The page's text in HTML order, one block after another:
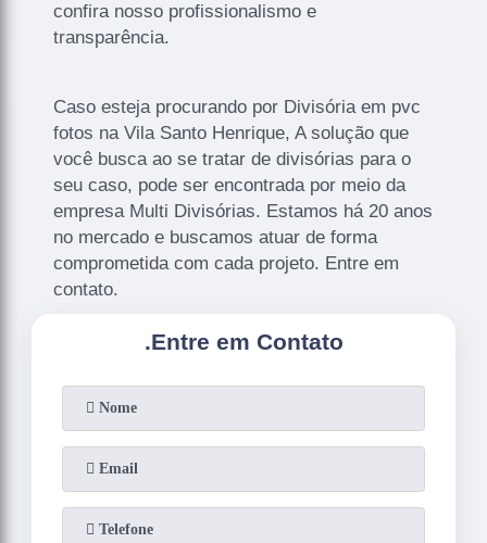
confira nosso profissionalismo e
transparência.
Caso esteja procurando por Divisória em pvc
fotos na Vila Santo Henrique, A solução que
você busca ao se tratar de divisórias para o
seu caso, pode ser encontrada por meio da
empresa Multi Divisórias. Estamos há 20 anos
no mercado e buscamos atuar de forma
comprometida com cada projeto. Entre em
contato.
.Entre em Contato